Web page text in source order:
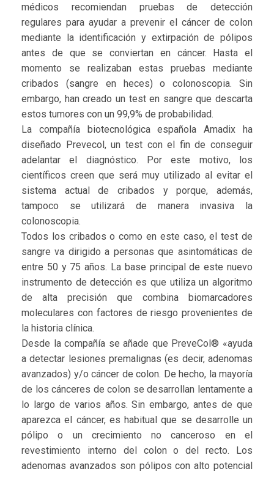
médicos recomiendan pruebas de detección
regulares para ayudar a prevenir el cáncer de colon
mediante la identificación y extirpación de pólipos
antes de que se conviertan en cáncer. Hasta el
momento se realizaban estas pruebas mediante
cribados (sangre en heces) o colonoscopia. Sin
embargo, han creado un test en sangre que descarta
estos tumores con un 99,9% de probabilidad.
La compañía biotecnológica española Amadix ha
diseñado Prevecol, un test con el fin de conseguir
adelantar el diagnóstico. Por este motivo, los
científicos creen que será muy utilizado al evitar el
sistema actual de cribados y porque, además,
tampoco se utilizará de manera invasiva la
colonoscopia.
Todos los cribados o como en este caso, el test de
sangre va dirigido a personas que asintomáticas de
entre 50 y 75 años. La base principal de este nuevo
instrumento de detección es que utiliza un algoritmo
de alta precisión que combina biomarcadores
moleculares con factores de riesgo provenientes de
la historia clínica.
Desde la compañía se añade que PreveCol® «ayuda
a detectar lesiones premalignas (es decir, adenomas
avanzados) y/o cáncer de colon. De hecho, la mayoría
de los cánceres de colon se desarrollan lentamente a
lo largo de varios años. Sin embargo, antes de que
aparezca el cáncer, es habitual que se desarrolle un
pólipo o un crecimiento no canceroso en el
revestimiento interno del colon o del recto. Los
adenomas avanzados son pólipos con alto potencial